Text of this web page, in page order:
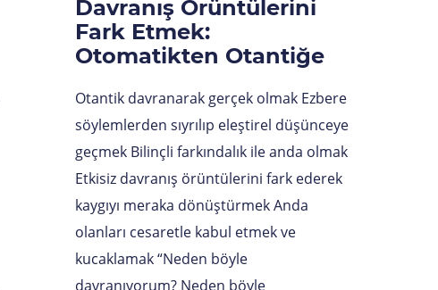
Davranış Örüntülerini
Fark Etmek:
Otomatikten Otantiğe
Otantik davranarak gerçek olmak Ezbere
söylemlerden sıyrılıp eleştirel düşünceye
geçmek Bilinçli farkındalık ile anda olmak
Etkisiz davranış örüntülerini fark ederek
kaygıyı meraka dönüştürmek Anda
olanları cesaretle kabul etmek ve
kucaklamak “Neden böyle
davranıyorum? Neden böyle